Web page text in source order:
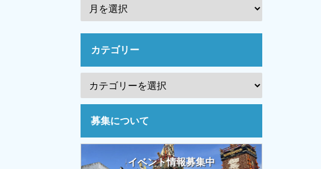
カテゴリー
募集について
イベント情報募集中